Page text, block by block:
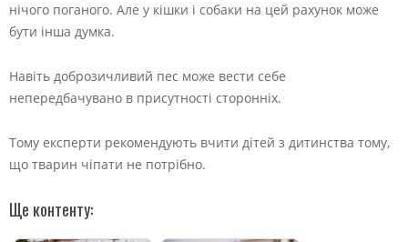
нічого поганого. Але у кішки і собаки на цей рахунок може
бути інша думка.
Навіть доброзичливий пес може вести себе
непередбачувано в присутності сторонніх.
Тому експерти рекомендують вчити дітей з дитинства тому,
що тварин чіпати не потрібно.
Ще контенту: